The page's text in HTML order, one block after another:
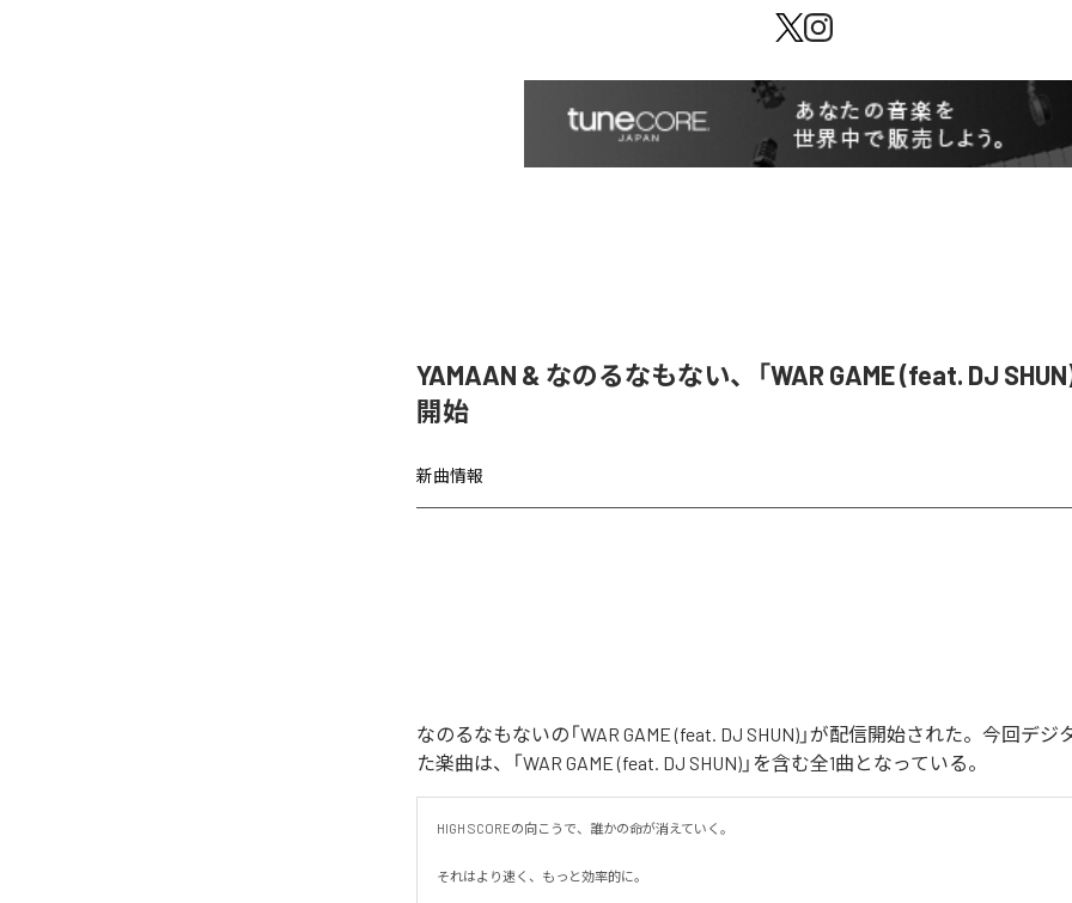
YAMAAN & なのるなもない、「WAR GAME (feat. DJ
開始
新曲情報
なのるなもないの「WAR GAME (feat. DJ SHUN)」が配信開始された。今回デジ
た楽曲は、「WAR GAME (feat. DJ SHUN)」を含む全1曲となっている。
HIGH SCOREの向こうで、誰かの命が消えていく。
それはより速く、もっと効率的に。